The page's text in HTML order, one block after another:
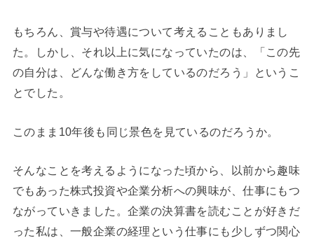
もちろん、賞与や待遇について考えることもありまし
た。しかし、それ以上に気になっていたのは、「この先
の自分は、どんな働き方をしているのだろう」というこ
とでした。
このまま10年後も同じ景色を見ているのだろうか。
そんなことを考えるようになった頃から、以前から趣味
でもあった株式投資や企業分析への興味が、仕事にもつ
ながっていきました。企業の決算書を読むことが好きだ
った私は、一般企業の経理という仕事にも少しずつ関心